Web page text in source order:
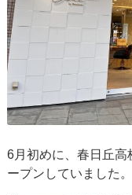
6月初めに、春日丘
ープンしていました。